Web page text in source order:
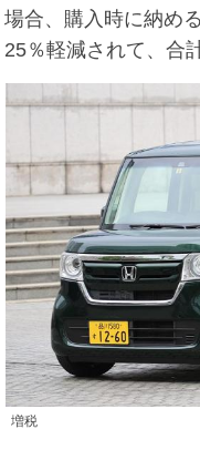
場合、購入時に納め
25％軽減されて、合
増税